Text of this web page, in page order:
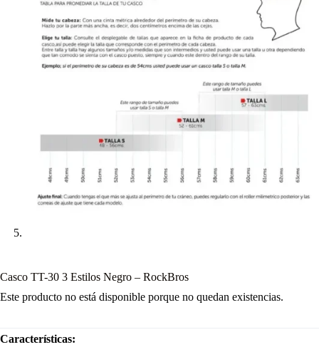
Casco TT-30 3 Estilos Negro – RockBros
Este producto no está disponible porque no quedan existencias.
Características: